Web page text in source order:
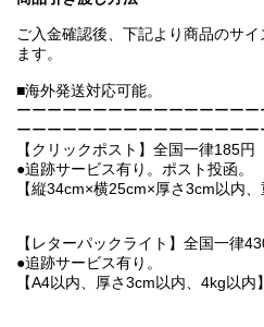
ご入金確認後、下記より商品のサ
ます。
■海外発送対応可能。
ーーーーーーーーーーーーーーー
ーーーーーーーーーーーーーーー
【クリックポスト】全国一律185円
●追跡サービス有り。ポスト投函。
【縦34cm×横25cm×厚さ3cm以内、
【レターパックライト】全国一律
●追跡サービス有り。
【A4以内、厚さ3cm以内、4kg以内】